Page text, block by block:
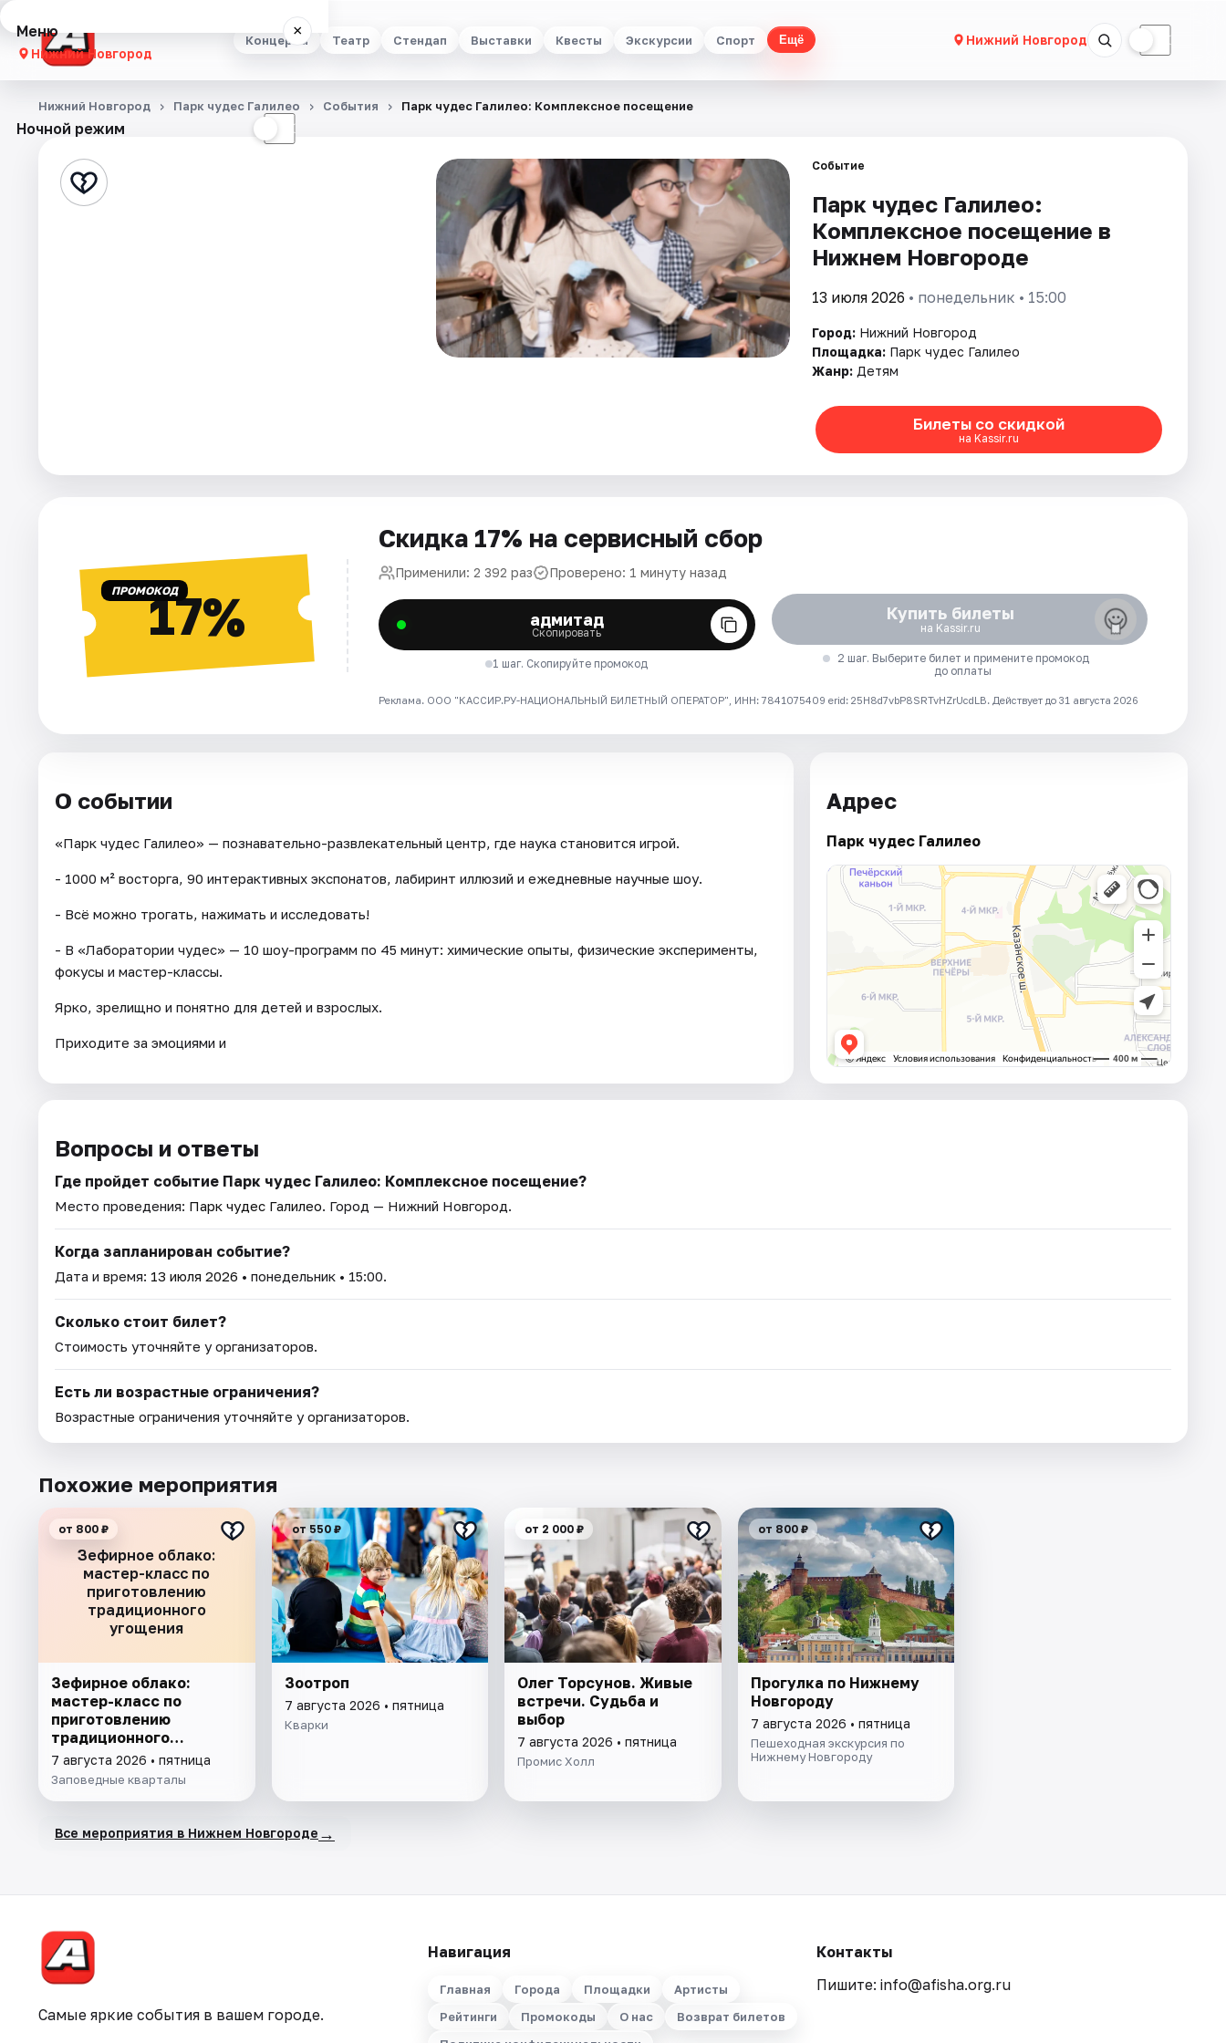
Концерты Театр Стендап Выставки Квесты Экскурсии Спорт Ещё Нижний Новгород ☾
Меню ×
Нижний Новгород
Концерты
Стендап
Рейтинги
Ночной режим ☾
Нижний Новгород Парк чудес Галилео События Парк чудес Галилео: Комплексное посещение
Событие
Парк чудес Галилео:
Комплексное посещение в
Нижнем Новгороде
13 июля 2026 • понедельник • 15:00
Город: Нижний Новгород
Площадка: Парк чудес Галилео
Жанр: Детям
Билеты со скидкой
на Kassir.ru
ПРОМОКОД17%
Скидка 17% на сервисный сбор
Применили: 2 392 раз Проверено: 1 минуту назад
адмитад
Скопировать
1 шаг. Скопируйте промокод
Купить билеты
на Kassir.ru
2 шаг. Выберите билет и примените промокод
до оплаты
Реклама. ООО "КАССИР.РУ-НАЦИОНАЛЬНЫЙ БИЛЕТНЫЙ ОПЕРАТОР", ИНН: 7841075409 erid: 25H8d7vbP8SRTvHZrUcdLB. Действует до 31 августа 2026
О событии
«Парк чудес Галилео» — познавательно-развлекательный центр, где наука становится игрой.
- 1000 м² восторга, 90 интерактивных экспонатов, лабиринт иллюзий и ежедневные научные шоу.
- Всё можно трогать, нажимать и исследовать!
- В «Лаборатории чудес» — 10 шоу-программ по 45 минут: химические опыты, физические эксперименты,
фокусы и мастер-классы.
Ярко, зрелищно и понятно для детей и взрослых.
Приходите за эмоциями и
Адрес
Парк чудес Галилео
Вопросы и ответы
Где пройдет событие Парк чудес Галилео: Комплексное посещение?
Место проведения: Парк чудес Галилео. Город — Нижний Новгород.
Когда запланирован событие?
Дата и время: 13 июля 2026 • понедельник • 15:00.
Сколько стоит билет?
Стоимость уточняйте у организаторов.
Есть ли возрастные ограничения?
Возрастные ограничения уточняйте у организаторов.
Похожие мероприятия
Зефирное облако:
мастер-класс по
приготовлению
традиционного
угощения
от 800 ₽
Зефирное облако:
мастер-класс по
приготовлению
традиционного
угощения
7 августа 2026 • пятница
Заповедные кварталы
от 550 ₽
Зоотроп
7 августа 2026 • пятница
Кварки
от 2 000 ₽
Олег Торсунов. Живые
встречи. Судьба и
выбор
7 августа 2026 • пятница
Промис Холл
от 800 ₽
Прогулка по Нижнему
Новгороду
7 августа 2026 • пятница
Пешеходная экскурсия по
Нижнему Новгороду
Все мероприятия в Нижнем Новгороде →
Самые яркие события в вашем городе.
Навигация
Главная Города Площадки
Артисты
Рейтинги
Промокоды О нас
Возврат билетов
Контакты
Пишите: info@afisha.org.ru